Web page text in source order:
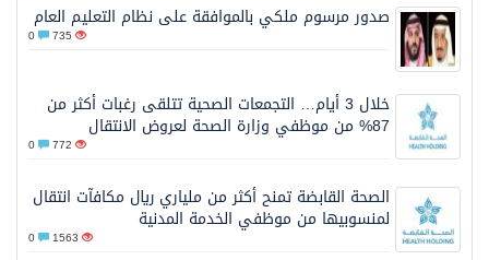
صدور مرسوم ملكي بالموافقة على نظام التعليم العام
735
خلال 3 أيام… التجمعات الصحية تتلقى رغبات أكثر من
87% من موظفي وزارة الصحة لعروض الانتقال
772
الصحة القابضة تمنح أكثر من ملياري ريال مكافآت انتقال
لمنسوبيها من موظفي الخدمة المدنية
1563